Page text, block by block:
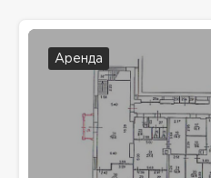
Аренда